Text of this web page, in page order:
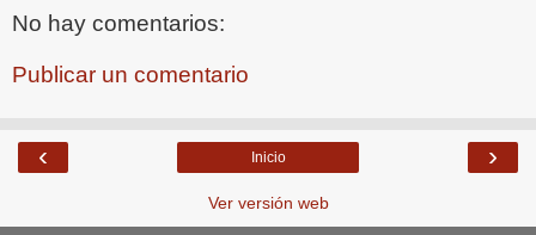
No hay comentarios:
Publicar un comentario
‹ ›
Inicio
Ver versión web